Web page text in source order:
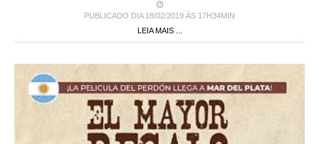
PUBLICADO DIA 18/02/2019 ÀS 17H34MIN
LEIA MAIS ...